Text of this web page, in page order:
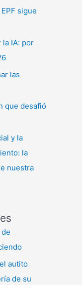
sigue
la IA: por
las
que desafió
y la
la
nuestra
autito
de su